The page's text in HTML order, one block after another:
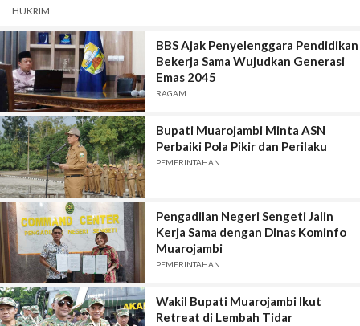
HUKRIM
BBS Ajak Penyelenggara Pendidikan
Bekerja Sama Wujudkan Generasi
Emas 2045
RAGAM
Bupati Muarojambi Minta ASN
Perbaiki Pola Pikir dan Perilaku
PEMERINTAHAN
Pengadilan Negeri Sengeti Jalin
Kerja Sama dengan Dinas Kominfo
Muarojambi
PEMERINTAHAN
Wakil Bupati Muarojambi Ikut
Retreat di Lembah Tidar